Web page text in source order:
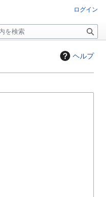
ヘルプ
ログイン